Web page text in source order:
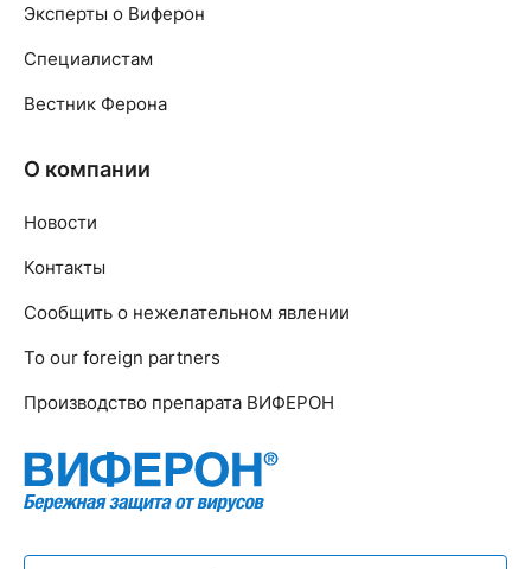
Эксперты о Виферон
Специалистам
Вестник Ферона
О компании
Новости
Контакты
Сообщить о нежелательном явлении
To our foreign partners
Производство препарата ВИФЕРОН